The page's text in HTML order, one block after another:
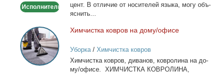
или
Исполнитель
цент. В от­ли­чие от но­си­те­лей язы­ка, мо­гу объ­
яс­нить...
Химчистка
ковров
на
дому/
Хим­чист­ка ков­ров на до­му/офи­се
Уборка/ Химчистка ковров
Хим­чист­ка ков­ров, ди­ва­нов, ков­ро­ли­на на до­
му/офи­се. ХИМЧИСТКА КОВРОЛИНА,